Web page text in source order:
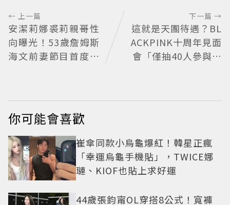
← 上一篇
安潔莉娜裘莉親哥性
向曝光！53歲詹姆斯
海文前妻節目首度認
下一篇 →
這就是天團待遇？BL
ACKPINK十周年見面
會「僅抽40人參與」
你可能會喜歡
崔傘同款小烏龜爆紅！韓星正瘋
「幸運烏龜手機貼」，TWICE娜
璉、KIOF也貼上求好運
44歲張鈞甯OL穿搭8公式！寬褲